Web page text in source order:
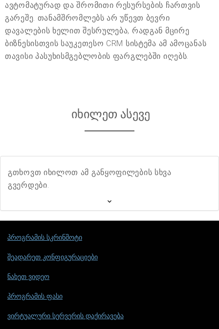
ავტომატურად და შრომითი რესურსების ჩართვის
გარეშე. თანამშრომლებს არ უწევთ ბევრი
დავალების ხელით შესრულება, რადგან მცირე
ბიზნესისთვის საუკეთესო CRM სისტემა ამ ამოცანას
თავისი პასუხისმგებლობის ფარგლებში იღებს.
იხილეთ ასევე
გთხოვთ იხილოთ ამ განყოფილების სხვა
გვერდები.
პროგრამის სკრინშოტი
შეადარეთ კონფიგურაციები
ნახეთ ვიდეო
პროგრამის ფასი
ვირტუალური სერვერის დაქირავება